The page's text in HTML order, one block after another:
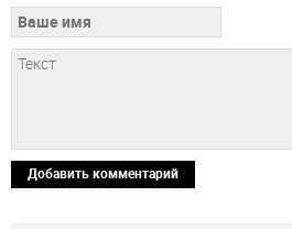
Добавить комментарий